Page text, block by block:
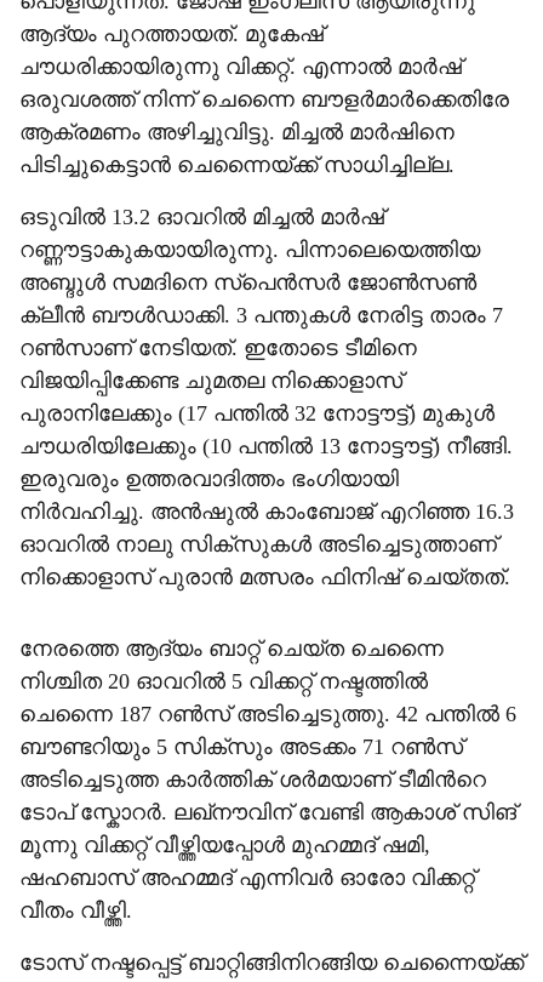
ആദ‍്യം പുറത്തായത്. മുകേഷ്
ചൗധരിക്കായിരുന്നു വിക്കറ്റ്. എന്നാൽ മാർഷ്
ഒരുവശത്ത് നിന്ന് ചെന്നൈ ബൗളർമാർക്കെതിരേ
ആക്രമണം അഴിച്ചുവിട്ടു. മിച്ചൽ മാർഷിനെ
പിടിച്ചുകെട്ടാൻ ചെന്നൈയ്ക്ക് സാധിച്ചില്ല.
ഒടുവിൽ 13.2 ഓവറിൽ മിച്ചൽ മാർഷ്
റണ്ണൗട്ടാകുകയായിരുന്നു. പിന്നാലെയെത്തിയ
അബ്ദുൾ സമദിനെ സ്പെൻസർ ജോൺസൺ
ക്ലീൻ ബൗൾഡാക്കി. 3 പന്തുകൾ നേരിട്ട താരം 7
റൺസാണ് നേടിയത്. ഇതോടെ ടീമിനെ
വിജയിപ്പിക്കേണ്ട ചുമതല നിക്കൊളാസ്
പുരാനിലേക്കും (17 പന്തിൽ 32 നോട്ടൗട്ട്) മുകുൾ
ചൗധരിയിലേക്കും (10 പന്തിൽ 13 നോട്ടൗട്ട്) നീങ്ങി.
ഇരുവരും ഉത്തരവാദിത്തം ഭംഗിയായി
നിർവഹിച്ചു. അൻഷുൽ കാംബോജ് എറിഞ്ഞ 16.3
ഓവറിൽ നാലു സിക്സുകൾ അടിച്ചെടുത്താണ്
നിക്കൊളാസ് പുരാൻ മത്സരം ഫിനിഷ് ചെയ്തത്.
നേരത്തെ ആദ‍്യം ബാറ്റ് ചെയ്ത ചെന്നൈ
നിശ്ചിത 20 ഓവറിൽ 5 വിക്കറ്റ് നഷ്ടത്തിൽ
ചെന്നൈ 187 റൺസ് അടിച്ചെടുത്തു. 42 പന്തിൽ 6
ബൗണ്ടറിയും 5 സിക്സും അടക്കം 71 റൺസ്
അടിച്ചെടുത്ത കാർത്തിക് ശർമയാണ് ടീമിന്‍റെ
ടോപ് സ്കോറർ. ലഖ്നൗവിന് വേണ്ടി ആകാശ് സിങ്
മൂന്നു വിക്കറ്റ് വീഴ്ത്തിയപ്പോൾ മുഹമ്മദ് ഷമി,
ഷഹബാസ് അഹമ്മദ് എന്നിവർ ഓരോ വിക്കറ്റ്
വീതം വീഴ്ത്തി.
ടോസ് നഷ്ടപ്പെട്ട് ബാറ്റിങ്ങിനിറങ്ങിയ ചെന്നൈയ്ക്ക്